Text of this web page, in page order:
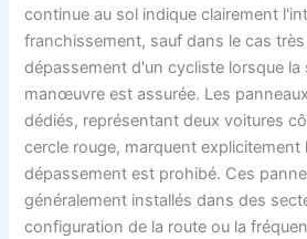
continue au sol indique clairement
franchissement, sauf dans le cas
dépassement d'un cycliste lorsque la
manœuvre est assurée. Les
dédiés, représentant deux voitures
cercle rouge, marquent
dépassement est prohibé. Ces
généralement installés dans des
configuration de la route ou la